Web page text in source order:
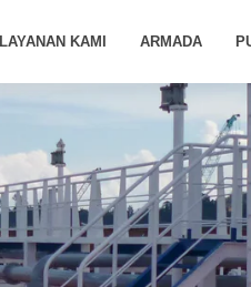
LAYANAN KAMI ARMADA